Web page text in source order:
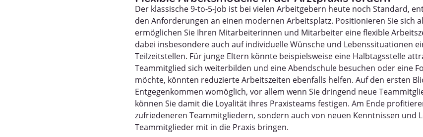
Der klassische 9-to-5-Job ist bei vielen Arbeitgebern heute noch Standard,
den Anforderungen an einen modernen Arbeitsplatz. Positionieren Sie sich
ermöglichen Sie Ihren Mitarbeiterinnen und Mitarbeiter eine flexible
dabei insbesondere auch auf individuelle Wünsche und Lebenssituationen
Teilzeitstellen. Für junge Eltern könnte beispielsweise eine Halbtagsstelle
Teammitglied sich weiterbilden und eine Abendschule besuchen oder eine
möchte, könnten reduzierte Arbeitszeiten ebenfalls helfen. Auf den ersten
Entgegenkommen womöglich, vor allem wenn Sie dringend neue
können Sie damit die Loyalität ihres Praxisteams festigen. Am Ende
zufriedeneren Teammitgliedern, sondern auch von neuen Kenntnissen und
Teammitglieder mit in die Praxis bringen.